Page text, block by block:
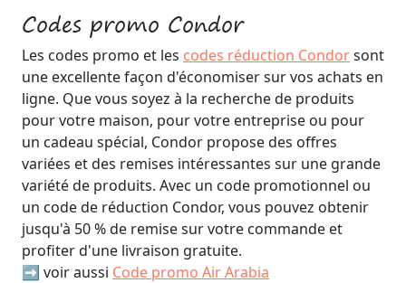
Codes promo Condor
Les codes promo et les codes réduction Condorsont
une excellente façon d'économiser sur vos achats en
ligne. Que vous soyez à la recherche de produits
pour votre maison, pour votre entreprise ou pour
un cadeau spécial, Condor propose des offres
variées et des remises intéressantes sur une grande
variété de produits. Avec un code promotionnel ou
un code de réduction Condor, vous pouvez obtenir
jusqu'à 50 % de remise sur votre commande et
profiter d'une livraison gratuite.
➡️ voir aussi Code promo Air Arabia